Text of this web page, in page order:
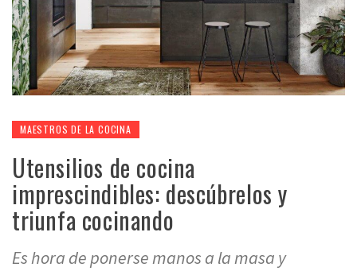
MAESTROS DE LA COCINA
Utensilios de cocina
imprescindibles: descúbrelos y
triunfa cocinando
Es hora de ponerse manos a la masa y